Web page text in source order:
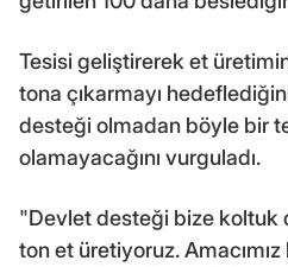
Tesisi geliştirerek et
tona çıkarmayı
desteği olmadan böyle bir
olamayacağını vurguladı.
"Devlet desteği bize koltuk
ton et üretiyoruz. Amacımız